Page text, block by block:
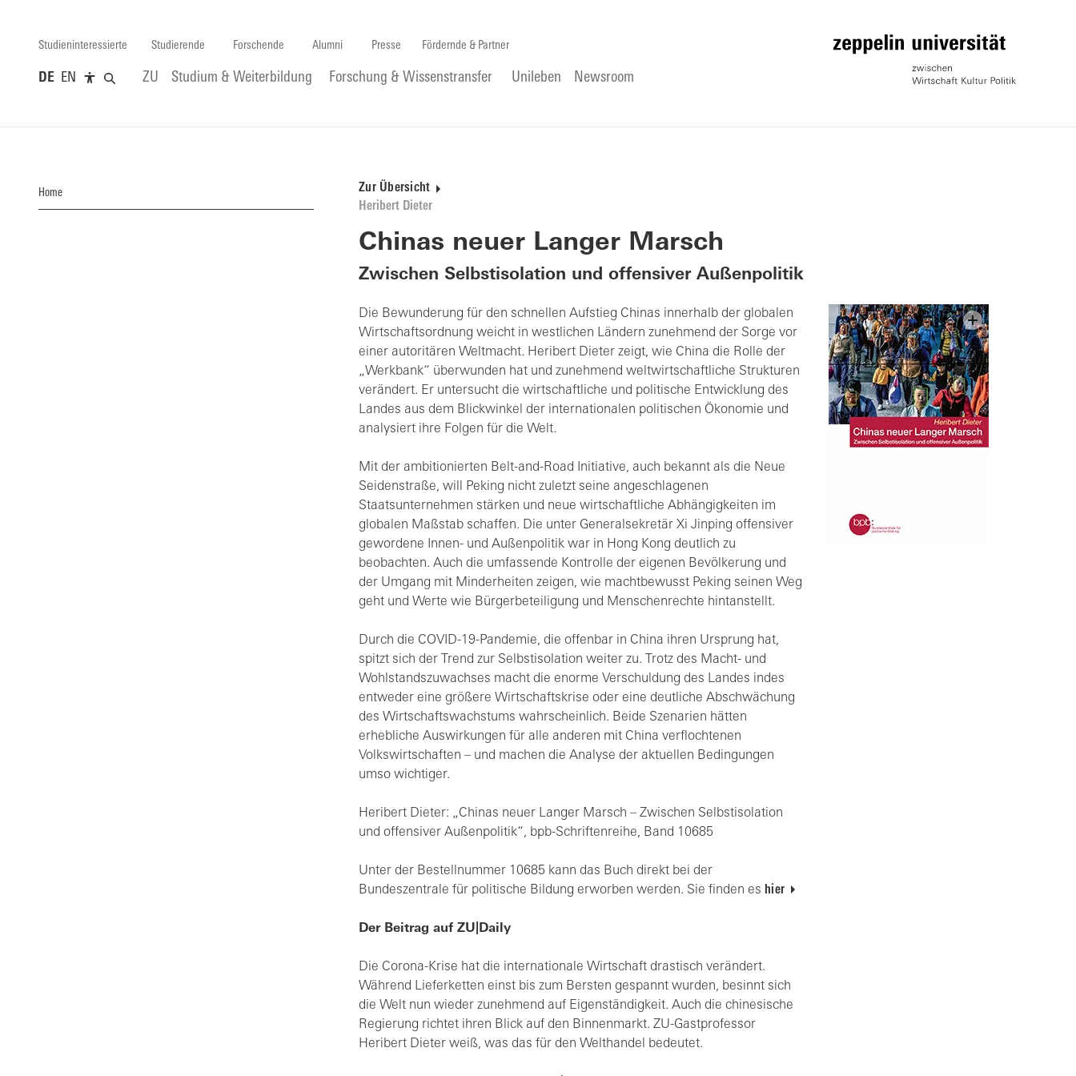
Studieninteressierte Studierende Forschende Alumni Presse Fördernde & Partner
DE EN ZU Studium & Weiterbildung Forschung & Wissenstransfer Unileben Newsroom
Home
Heribert Dieter
Zur Übersicht
Chinas neuer Langer Marsch
Zwischen Selbstisolation und offensiver Außenpolitik
Die Bewunderung für den schnellen Aufstieg Chinas innerhalb der globalen
Wirtschaftsordnung weicht in westlichen Ländern zunehmend der Sorge vor
einer autoritären Weltmacht. Heribert Dieter zeigt, wie China die Rolle der
„Werkbank“ überwunden hat und zunehmend weltwirtschaftliche Strukturen
verändert. Er untersucht die wirtschaftliche und politische Entwicklung des
Landes aus dem Blickwinkel der internationalen politischen Ökonomie und
analysiert ihre Folgen für die Welt.
Mit der ambitionierten Belt-and-Road Initiative, auch bekannt als die Neue
Seidenstraße, will Peking nicht zuletzt seine angeschlagenen
Staatsunternehmen stärken und neue wirtschaftliche Abhängigkeiten im
globalen Maßstab schaffen. Die unter Generalsekretär Xi Jinping offensiver
gewordene Innen- und Außenpolitik war in Hong Kong deutlich zu
beobachten. Auch die umfassende Kontrolle der eigenen Bevölkerung und
der Umgang mit Minderheiten zeigen, wie machtbewusst Peking seinen Weg
geht und Werte wie Bürgerbeteiligung und Menschenrechte hintanstellt.
Durch die COVID-19-Pandemie, die offenbar in China ihren Ursprung hat,
spitzt sich der Trend zur Selbstisolation weiter zu. Trotz des Macht- und
Wohlstandszuwachses macht die enorme Verschuldung des Landes indes
entweder eine größere Wirtschaftskrise oder eine deutliche Abschwächung
des Wirtschaftswachstums wahrscheinlich. Beide Szenarien hätten
erhebliche Auswirkungen für alle anderen mit China verflochtenen
Volkswirtschaften – und machen die Analyse der aktuellen Bedingungen
umso wichtiger.
Heribert Dieter: „Chinas neuer Langer Marsch – Zwischen Selbstisolation
und offensiver Außenpolitik“, bpb-Schriftenreihe, Band 10685
Unter der Bestellnummer 10685 kann das Buch direkt bei der
Bundeszentrale für politische Bildung erworben werden. Sie finden es hier
Der Beitrag auf ZU|Daily
Die Corona-Krise hat die internationale Wirtschaft drastisch verändert.
Während Lieferketten einst bis zum Bersten gespannt wurden, besinnt sich
die Welt nun wieder zunehmend auf Eigenständigkeit. Auch die chinesische
Regierung richtet ihren Blick auf den Binnenmarkt. ZU-Gastprofessor
Heribert Dieter weiß, was das für den Welthandel bedeutet.